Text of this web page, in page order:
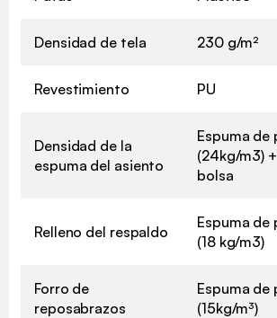
Densidad de tela 230 g/m²
Revestimiento PU
Densidad de la
espuma del asiento
Espuma
(24kg/m3)
bolsa
Relleno del respaldo
Espuma
(18 kg/m3)
Forro de
reposabrazos
Espuma
(15kg/m³)